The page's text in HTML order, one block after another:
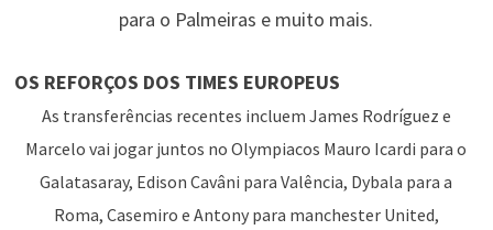
para o Palmeiras e muito mais.
OS REFORÇOS DOS TIMES EUROPEUS
As transferências recentes incluem James Rodríguez e
Marcelo vai jogar juntos no Olympiacos Mauro Icardi para o
Galatasaray, Edison Cavâni para Valência, Dybala para a
Roma, Casemiro e Antony para manchester United,